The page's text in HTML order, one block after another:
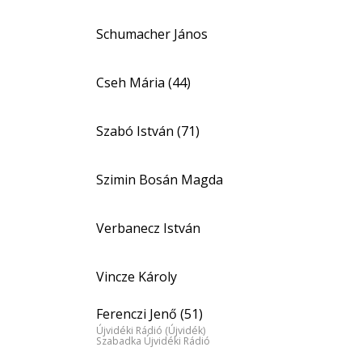
Schumacher János
Cseh Mária (44)
Szabó István (71)
Szimin Bosán Magda
Verbanecz István
Vincze Károly
Ferenczi Jenő (51)
Újvidéki Rádió (Újvidék)
Szabadka Újvidéki Rádió